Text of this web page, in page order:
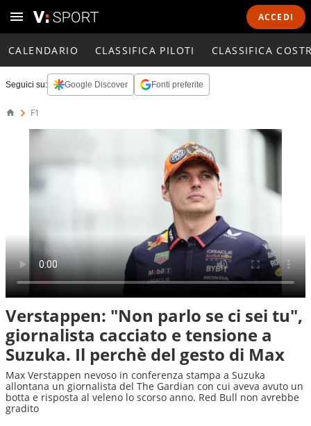
ACCEDI
CALENDARIO CLASSIFICA PILOTI CLASSIFICA
Seguici su: Google Discover Fonti preferite
F1
Verstappen: "Non parlo se ci sei tu",
giornalista cacciato e tensione a
Suzuka. Il perchè del gesto di Max
Max Verstappen nevoso in conferenza stampa a Suzuka
allontana un giornalista del The Gardian con cui aveva avuto un
botta e risposta al veleno lo scorso anno. Red Bull non avrebbe
gradito